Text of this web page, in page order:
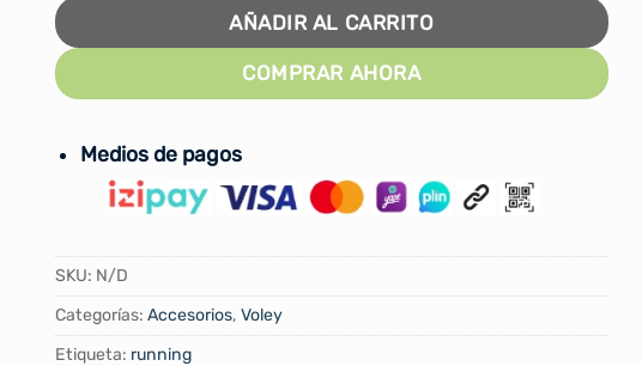
AÑADIR AL CARRITO
COMPRAR AHORA
Medios de pagos
SKU: N/D
Categorías: Accesorios, Voley
Etiqueta: running